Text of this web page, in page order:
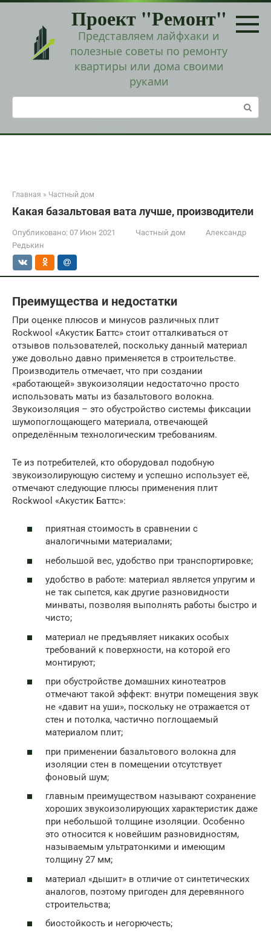
Перейти
Проект "Ремонт"
Представляем лайфхаки и
полезные советы по ремонту
квартиры или дома своими
руками
Поиск:
Главная » Частный дом
Какая базальтовая вата лучше, производители
Опубликовано: 07 Июн 2021 Частный дом
Александр
Редькин
Преимущества и недостатки
При оценке плюсов и минусов различных плит
Rockwool «Акустик Баттс» стоит отталкиваться от
отзывов пользователей, поскольку данный материал
уже довольно давно применяется в строительстве.
Производитель отмечает, что при создании
«работающей» звукоизоляции недостаточно просто
использовать маты из базальтового волокна.
Звукоизоляция – это обустройство системы фиксации
шумопоглощающего материала, отвечающей
определённым технологическим требованиям.
Те из потребителей, кто оборудовал подобную
звукоизолирующую систему и успешно использует её,
отмечают следующие плюсы применения плит
Rockwool «Акустик Баттс»:
приятная стоимость в сравнении с
аналогичными материалами;
небольшой вес, удобство при транспортировке;
удобство в работе: материал является упругим и
не так сыпется, как другие разновидности
минваты, позволяя выполнять работы быстро и
чисто;
материал не предъявляет никаких особых
требований к поверхности, на которой его
монтируют;
при обустройстве домашних кинотеатров
отмечают такой эффект: внутри помещения звук
не «давит на уши», поскольку не отражается от
стен и потолка, частично поглощаемый
материалом плит;
при применении базальтового волокна для
изоляции стен в помещении отсутствует
фоновый шум;
главным преимуществом называют сохранение
хороших звукоизолирующих характеристик даже
при небольшой толщине изоляции. Особенно
это относится к новейшим разновидностям,
называемым ультратонкими и имеющим
толщину 27 мм;
материал «дышит» в отличие от синтетических
аналогов, поэтому пригоден для деревянного
строительства;
биостойкость и негорючесть;